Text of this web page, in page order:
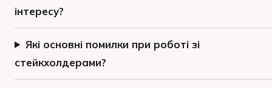
інтересу?
Які основні помилки при роботі зі
стейкхолдерами?